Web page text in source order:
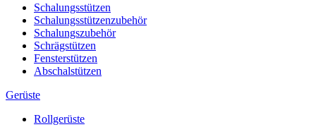
Schalungsstützen
Schalungsstützenzubehör
Schalungszubehör
Schrägstützen
Fensterstützen
Abschalstützen
Gerüste
Rollgerüste